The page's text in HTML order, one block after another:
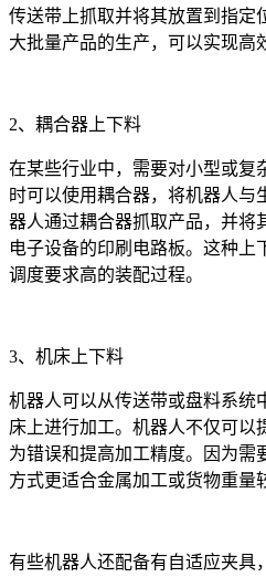
传送带上抓取并将其放置到指定
大批量产品的生产，可以实现高
2、耦合器上下料
在某些行业中，需要对小型或复
时可以使用耦合器，将机器人与
器人通过耦合器抓取产品，并将
电子设备的印刷电路板。这种上
调度要求高的装配过程。
3、机床上下料
机器人可以从传送带或盘料系统
床上进行加工。机器人不仅可以
为错误和提高加工精度。因为需
方式更适合金属加工或货物重量
有些机器人还配备有自适应夹具